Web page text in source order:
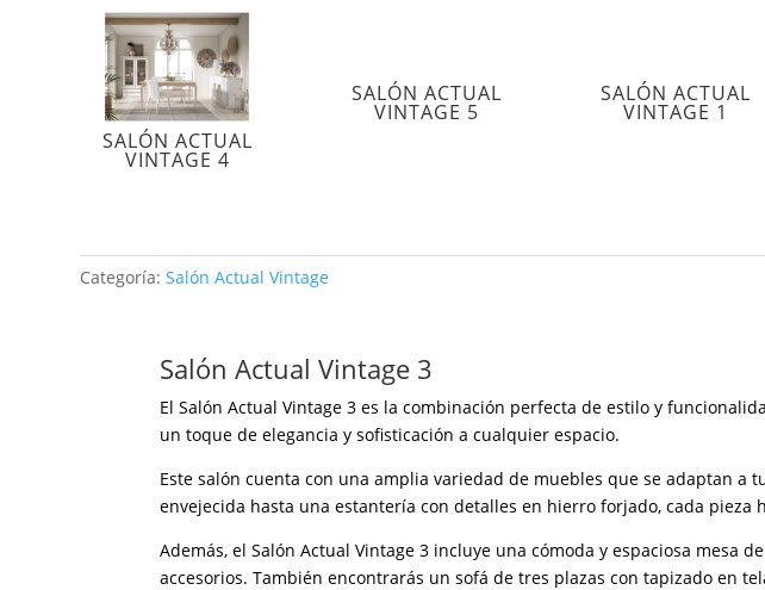
SALÓN ACTUAL
VINTAGE 4
SALÓN ACTUAL
VINTAGE 5
SALÓN ACTUAL
VINTAGE 1
Categoría:Salón Actual Vintage
Salón Actual Vintage 3
El Salón Actual Vintage 3 es la combinación perfecta de estilo y
un toque de elegancia y sofisticación a cualquier espacio.
Este salón cuenta con una amplia variedad de muebles que se adaptan a
envejecida hasta una estantería con detalles en hierro forjado, cada
Además, el Salón Actual Vintage 3 incluye una cómoda y espaciosa
accesorios. También encontrarás un sofá de tres plazas con tapizado en